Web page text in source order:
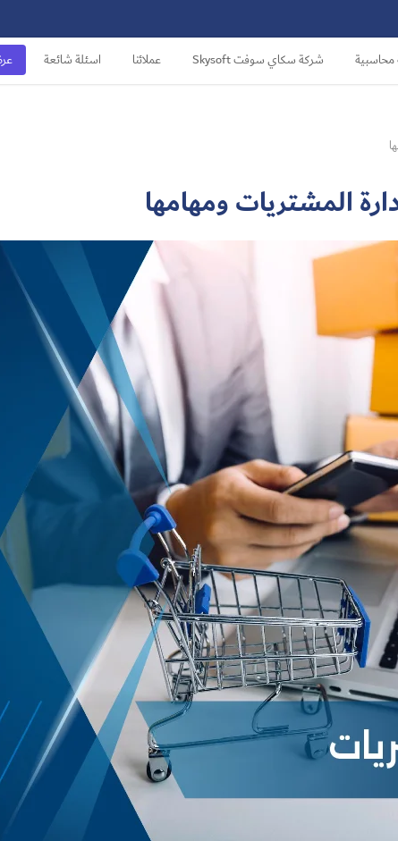
محاسبية شركة سكاي سوفت Skysoft عملائنا اسئلة شائعة
المشتريات ومهامها